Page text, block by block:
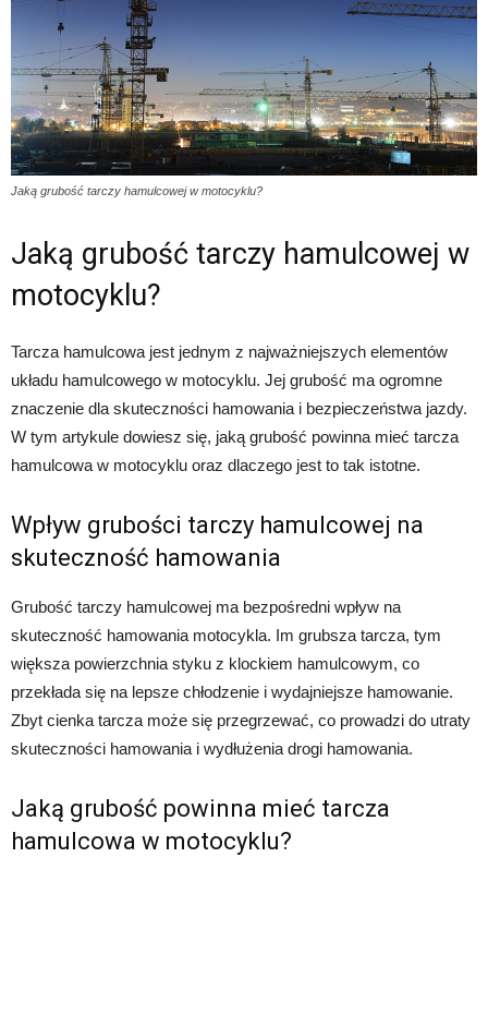
Jaką grubość tarczy hamulcowej w motocyklu?
Jaką grubość tarczy hamulcowej w
motocyklu?
Tarcza hamulcowa jest jednym z najważniejszych elementów
układu hamulcowego w motocyklu. Jej grubość ma ogromne
znaczenie dla skuteczności hamowania i bezpieczeństwa jazdy.
W tym artykule dowiesz się, jaką grubość powinna mieć tarcza
hamulcowa w motocyklu oraz dlaczego jest to tak istotne.
Wpływ grubości tarczy hamulcowej na
skuteczność hamowania
Grubość tarczy hamulcowej ma bezpośredni wpływ na
skuteczność hamowania motocykla. Im grubsza tarcza, tym
większa powierzchnia styku z klockiem hamulcowym, co
przekłada się na lepsze chłodzenie i wydajniejsze hamowanie.
Zbyt cienka tarcza może się przegrzewać, co prowadzi do utraty
skuteczności hamowania i wydłużenia drogi hamowania.
Jaką grubość powinna mieć tarcza
hamulcowa w motocyklu?